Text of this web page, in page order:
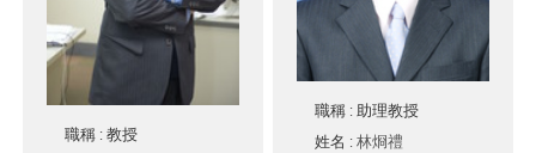
職稱 : 教授
職稱 : 助理教授
姓名 :林烱禮